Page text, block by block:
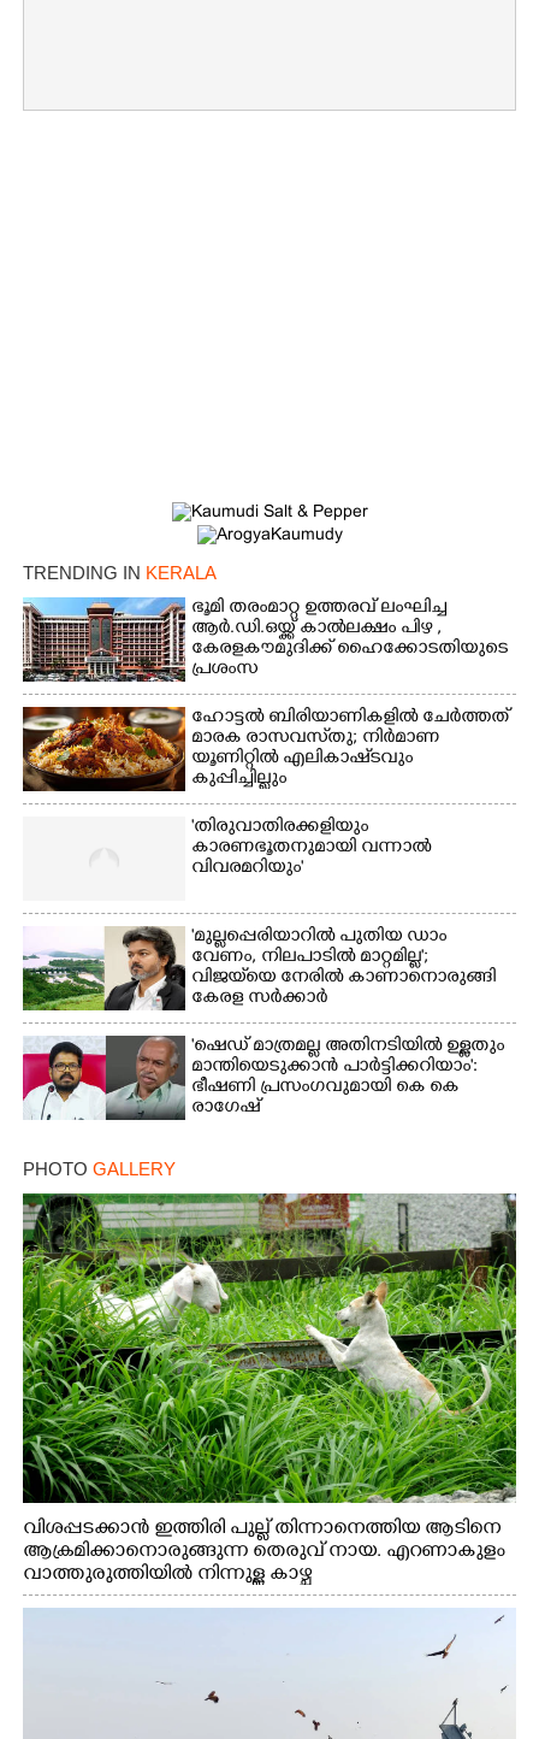
TRENDING IN KERALA
ഭൂമി തരംമാറ്റ ഉത്തരവ് ലംഘിച്ച
ആർ.ഡി.ഒയ്ക്ക് കാൽലക്ഷം പിഴ ,​
കേരളകൗമുദിക്ക് ഹൈക്കോടതിയുടെ
പ്രശംസ
ഹോട്ടൽ ബിരിയാണികളിൽ ചേർത്തത്
മാരക രാസവസ്‌തു; നിർമാണ
യൂണിറ്റിൽ എലികാഷ്‌ടവും
കുപ്പിച്ചില്ലും
'തിരുവാതിരക്കളിയും
കാരണഭൂതനുമായി വന്നാൽ
വിവരമറിയും '
'മുല്ലപ്പെരിയാറിൽ പുതിയ ഡാം
വേണം, നിലപാടിൽ മാറ്റമില്ല';
വിജയ്‌യെ നേരിൽ കാണാനൊരുങ്ങി
കേരള സർക്കാർ
'ഷെഡ് മാത്രമല്ല അതിനടിയിൽ ഉള്ളതും
മാന്തിയെടുക്കാൻ പാർട്ടിക്കറിയാം':
ഭീഷണി പ്രസംഗവുമായി കെ കെ
രാഗേഷ്
PHOTO GALLERY
വിശപ്പടക്കാൻ ഇത്തിരി പുല്ല് തിന്നാനെത്തിയ ആടിനെ
ആക്രമിക്കാനൊരുങ്ങുന്ന തെരുവ് നായ. എറണാകുളം
വാത്തുരുത്തിയിൽ നിന്നുള്ള കാഴ്ച
Share this link
Copy Link